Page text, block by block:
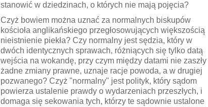
stanowić w dziedzinach, o których nie mają pojęcia?
Czyż bowiem można uznać za normalnych biskupów
kościoła anglikańskiego przegłosowujących większością
nieistnienie piekła? Czy normalny jest sędzia, który w
dwóch identycznych sprawach, różniących się tylko datą
wejścia na wokandę, przy czym między datami nie zaszły
żadne zmiany prawne, uznaje racje powoda, a w drugiej
pozwanego? Czyż "normalny" jest polityk, który sądom
powierza ustalenie prawdy o wydarzeniach przeszłych, i
domaga się sekowania tych, którzy te sądownie ustalone